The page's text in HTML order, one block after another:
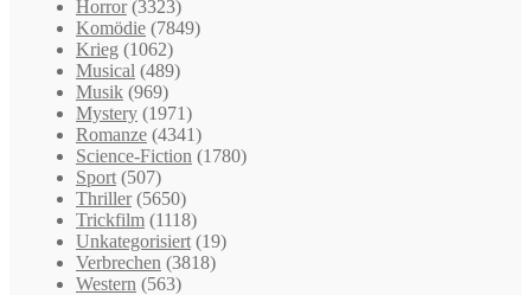
Horror (3323)
Komödie (7849)
Krieg (1062)
Musical (489)
Musik (969)
Mystery (1971)
Romanze (4341)
Science-Fiction (1780)
Sport (507)
Thriller (5650)
Trickfilm (1118)
Unkategorisiert (19)
Verbrechen (3818)
Western (563)